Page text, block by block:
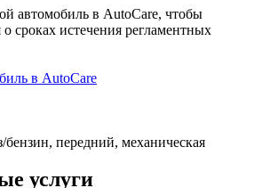
автомобиль в AutoCare, чтобы
сроках истечения регламентных
в AutoCare
бензин, передний, механическая
услуги